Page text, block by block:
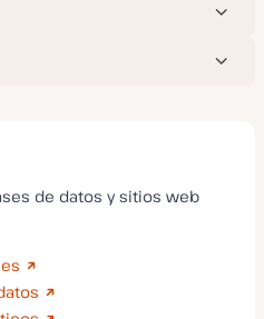
de datos y sitios web